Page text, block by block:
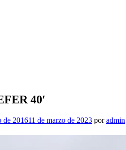
40′
de 201611 de marzo de 2023 poradmin